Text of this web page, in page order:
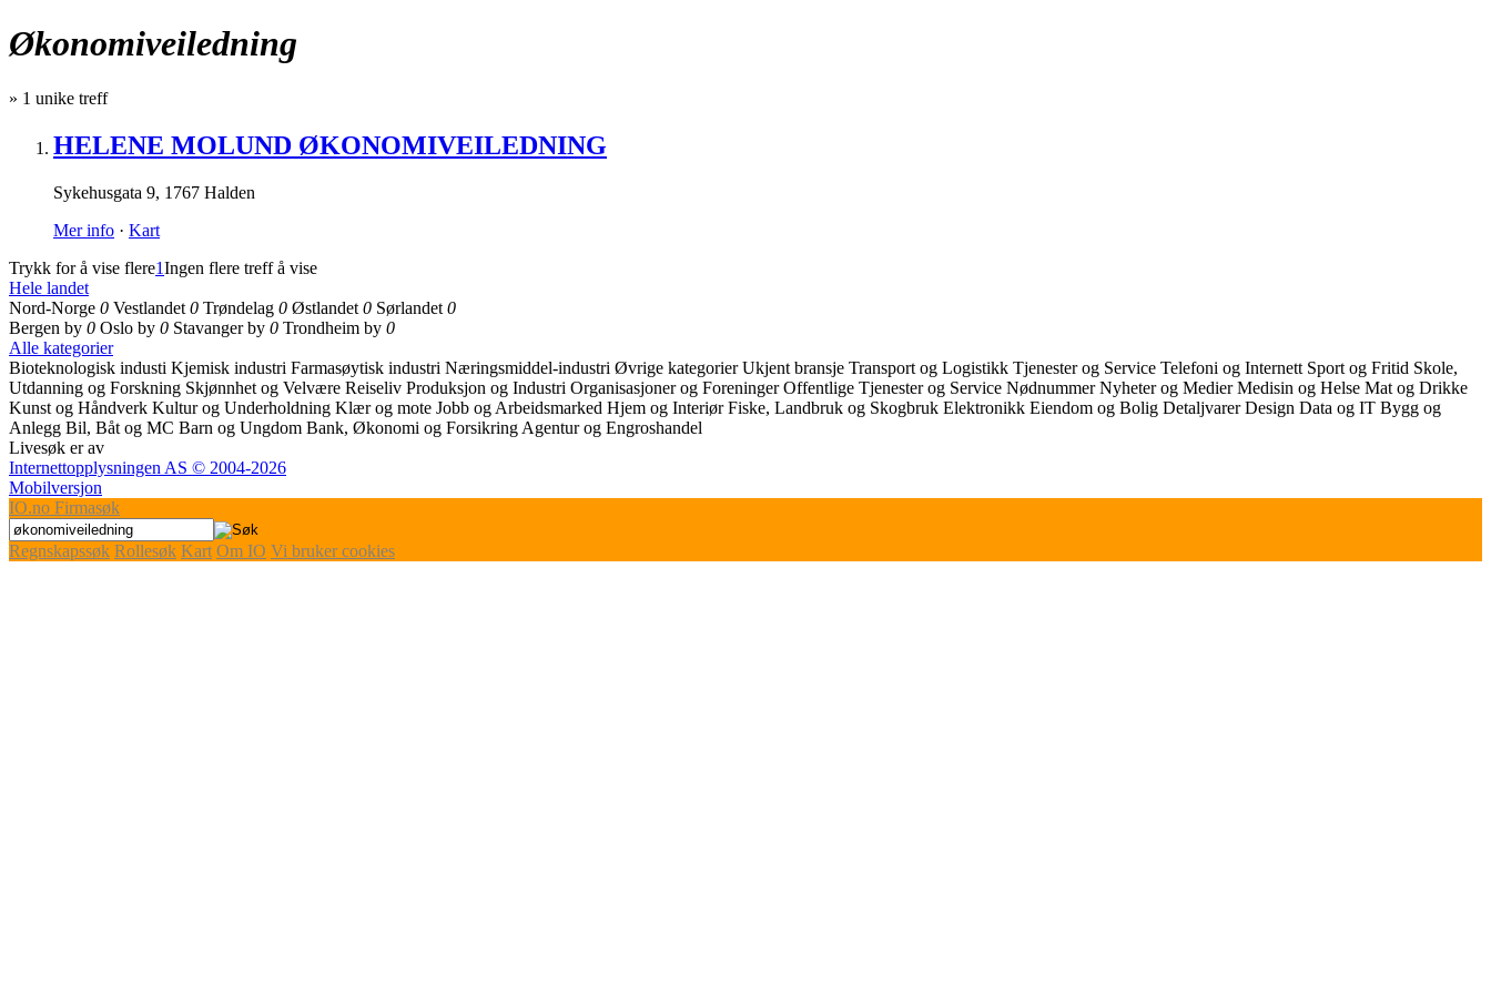
Økonomiveiledning
» 1 unike treff
HELENE MOLUND ØKONOMIVEILEDNING
Sykehusgata 9, 1767 Halden
Mer info · Kart
Trykk for å vise flere1Ingen flere treff å vise
Hele landet
Nord-Norge 0 Vestlandet 0 Trøndelag 0 Østlandet 0 Sørlandet 0
Bergen by 0 Oslo by 0 Stavanger by 0 Trondheim by 0
Alle kategorier
Bioteknologisk industi Kjemisk industri Farmasøytisk industri Næringsmiddel-industri Øvrige kategorierUkjent bransje Transport og Logistikk Tjenester og Service Telefoni og Internett Sport og Fritid Skole,
Utdanning og Forskning Skjønnhet og Velvære Reiseliv Produksjon og Industri Organisasjoner og ForeningerOffentlige Tjenester og Service NødnummerNyheter og MedierMedisin og Helse Mat og Drikke
Kunst og Håndverk Kultur og Underholdning Klær og mote Jobb og Arbeidsmarked Hjem og InteriørFiske, Landbruk og Skogbruk Elektronikk Eiendom og Bolig DetaljvarerDesign Data og IT Bygg og
Anlegg Bil, Båt og MC Barn og Ungdom Bank, Økonomi og Forsikring Agentur og Engroshandel
Livesøk er av
Internettopplysningen AS © 2004-2026
Mobilversjon
IO.no Firmasøk
Regnskapssøk Rollesøk Kart Om IO Vi bruker cookies